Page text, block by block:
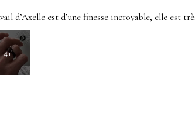
d’Axelle est d’une finesse incroyable, elle est
4+